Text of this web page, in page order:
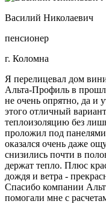
Василий Николаевич
пенсионер
г. Коломна
Я перелицевал дом
Альта-Профиль в
не очень опрятно, да и
этого отличный
теплоизоляцию без
проложил под
оказался очень даже
снизились почти в
держат тепло. Плюс
дождя и ветра -
Спасибо компании
помогали мне с